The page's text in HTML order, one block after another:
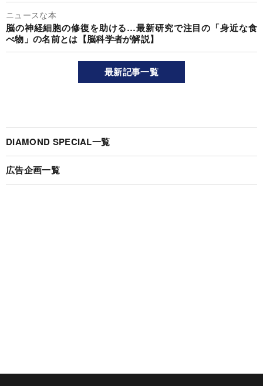
ニュースな本
脳の神経細胞の修復を助ける…最新研究で注目の「身近な食
べ物」の名前とは【脳科学者が解説】
最新記事一覧
DIAMOND SPECIAL一覧
広告企画一覧